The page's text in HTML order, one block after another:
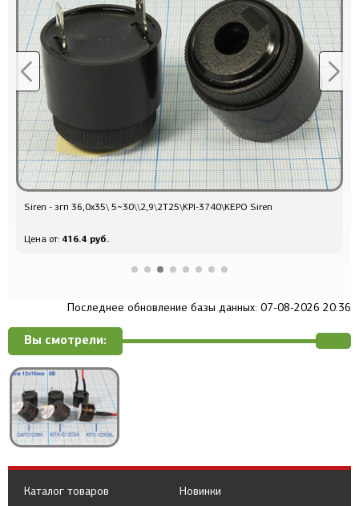
Siren - згп 36,0x35\ 5~30\\2,9\2T25\KPI-3740\KEPO Siren
Цена от: 416.4 руб.
Последнее обновление базы данных: 07-08-2026 20:36
Вы смотрели:
Каталог товаров
Новинки